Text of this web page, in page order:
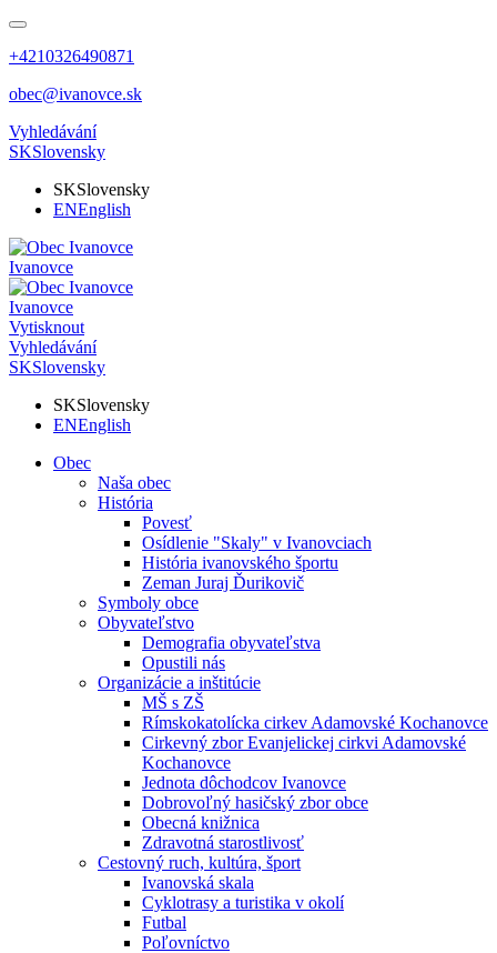
+4210326490871
obec@ivanovce.sk
Vyhledávání
SKSlovensky
SKSlovensky
ENEnglish
Ivanovce
Ivanovce
Vytisknout
Vyhledávání
SKSlovensky
SKSlovensky
ENEnglish
Obec
Naša obec
História
Povesť
Osídlenie "Skaly" v Ivanovciach
História ivanovského športu
Zeman Juraj Ďurikovič
Symboly obce
Obyvateľstvo
Demografia obyvateľstva
Opustili nás
Organizácie a inštitúcie
MŠ s ZŠ
Rímskokatolícka cirkev Adamovské Kochanovce
Cirkevný zbor Evanjelickej cirkvi Adamovské
Kochanovce
Jednota dôchodcov Ivanovce
Dobrovoľný hasičský zbor obce
Obecná knižnica
Zdravotná starostlivosť
Cestovný ruch, kultúra, šport
Ivanovská skala
Cyklotrasy a turistika v okolí
Futbal
Poľovníctvo